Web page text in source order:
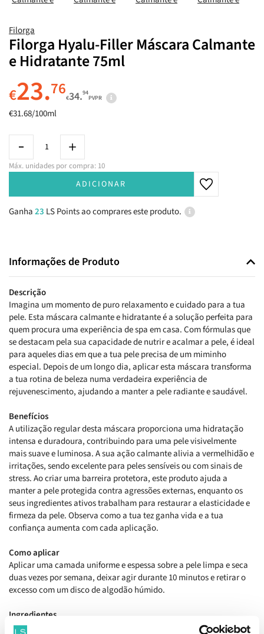
Filorga
Filorga Hyalu-Filler Máscara Calmante
e Hidratante 75ml
€23.76€34.94
PVPR
€31.68/100ml
Máx. unidades por compra: 10
ADICIONAR
Ganha23 LS Points ao comprares este produto.
Informações de Produto
Descrição
Imagina um momento de puro relaxamento e cuidado para a tua
pele. Esta máscara calmante e hidratante é a solução perfeita para
quem procura uma experiência de spa em casa. Com fórmulas que
se destacam pela sua capacidade de nutrir e acalmar a pele, é ideal
para aqueles dias em que a tua pele precisa de um miminho
especial. Depois de um longo dia, aplicar esta máscara transforma
a tua rotina de beleza numa verdadeira experiência de
rejuvenescimento, ajudando a manter a pele radiante e saudável.
Benefícios
A utilização regular desta máscara proporciona uma hidratação
intensa e duradoura, contribuindo para uma pele visivelmente
mais suave e luminosa. A sua ação calmante alivia a vermelhidão e
irritações, sendo excelente para peles sensíveis ou com sinais de
stress. Ao criar uma barreira protetora, este produto ajuda a
manter a pele protegida contra agressões externas, enquanto os
seus ingredientes ativos trabalham para restaurar a elasticidade e
firmeza da pele. Observa como a tua tez ganha vida e a tua
confiança aumenta com cada aplicação.
Como aplicar
Aplicar uma camada uniforme e espessa sobre a pele limpa e seca
duas vezes por semana, deixar agir durante 10 minutos e retirar o
excesso com um disco de algodão húmido.
Ingredientes
Água (Aqua, Eau), Glicerina, Propanediol, Butilenoglicol, Caprilato